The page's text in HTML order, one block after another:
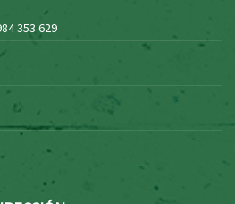
353 629